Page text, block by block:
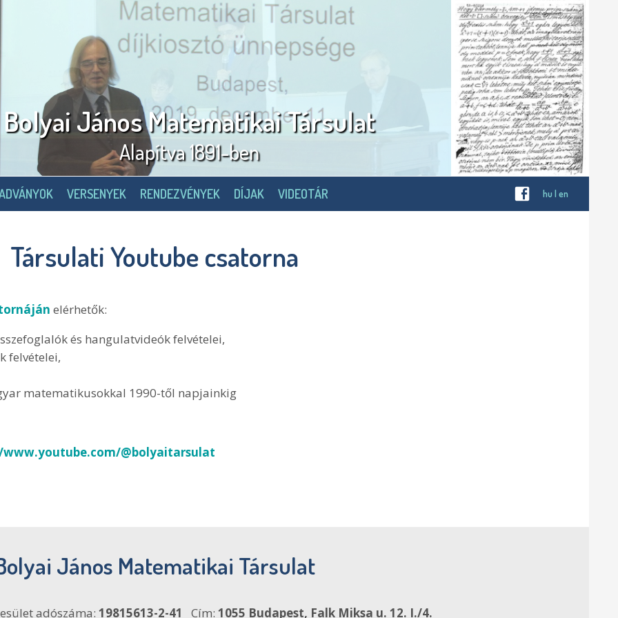
Bolyai János Matematikai Társulat
Alapítva 1891-ben
VERSENYEK RENDEZVÉNYEK DÍJAK VIDEOTÁR hu | en
Társulati Youtube csatorna
elérhetők:
és hangulatvideók felvételei,
felvételei,
matematikusokkal 1990-től napjainkig
@bolyaitarsulat
János Matematikai Társulat
adószáma: 19815613-2-41 Cím: 1055 Budapest, Falk Miksa u. 12. I./4.